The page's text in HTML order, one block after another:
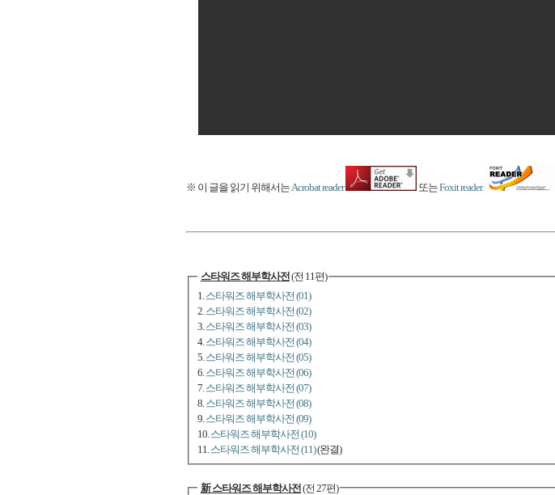
※ 이 글을 읽기 위해서는Acrobat reader 또는Foxit reader
스타워즈 해부학사전(전 11편)
1. 스타워즈 해부학사전 (01)
2. 스타워즈 해부학사전 (02)
3. 스타워즈 해부학사전 (03)
4. 스타워즈 해부학사전 (04)
5. 스타워즈 해부학사전 (05)
6. 스타워즈 해부학사전 (06)
7. 스타워즈 해부학사전 (07)
8. 스타워즈 해부학사전 (08)
9. 스타워즈 해부학사전 (09)
10. 스타워즈 해부학사전 (10)
11. 스타워즈 해부학사전 (11)(완결)
新 스타워즈 해부학사전(전 27편)